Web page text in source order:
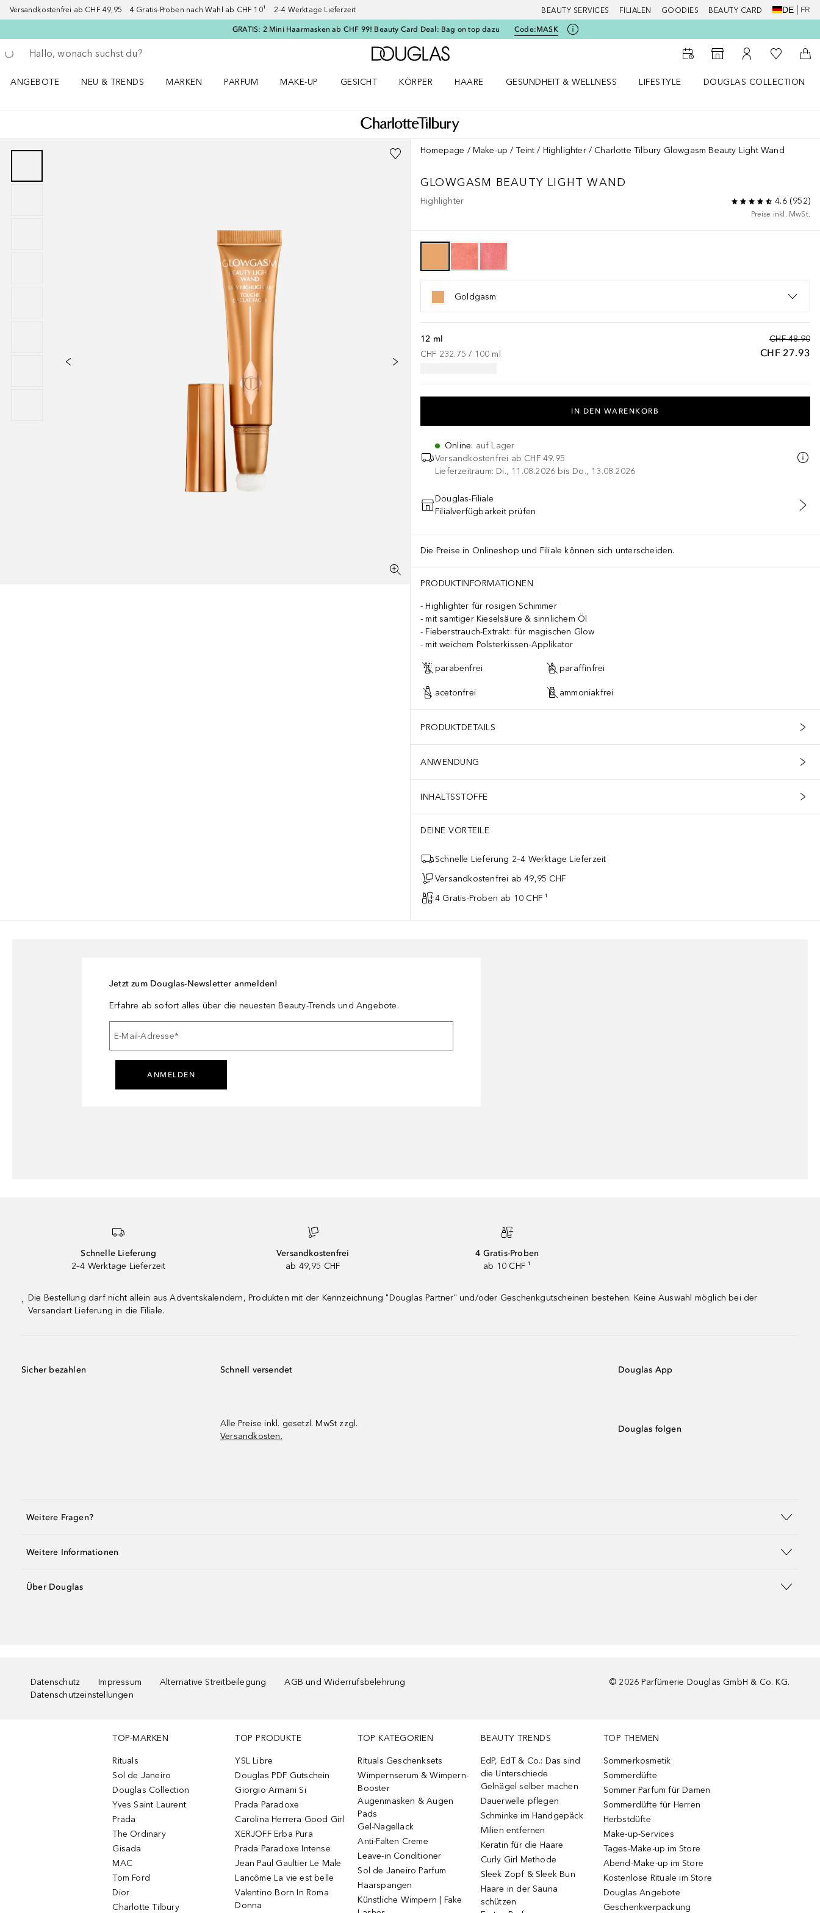
Versandkostenfrei ab CHF 49,95 4 Gratis-Proben nach Wahl ab CHF 10¹ 2–4 Werktage Lieferzeit BEAUTY SERVICES FILIALEN GOODIES BEAUTY CARD DE FR
GRATIS: 2 Mini Haarmasken ab CHF 99! Beauty Card Deal: Bag on top dazu Code:MASK
Gehe zurück
Suche ausführen
Zur Douglas Startseite
Zum Storefinder
Zu Meinem
Zu Meiner
ANGEBOTE
NEU & TRENDS
MARKEN
PARFUM
MAKE-UP
GESICHT
KÖRPER
HAARE
GESUNDHEIT & WELLNESS
LIFESTYLE
DOUGLAS COLLECTION
Homepage Make-up Teint Highlighter Charlotte Tilbury Glowgasm Beauty Light Wand
GLOWGASM BEAUTY LIGHT WAND
Highlighter 4.6(952)
Preise inkl. MwSt.
Goldgasm
CHF 48.90
CHF 27.93
12 ml
CHF 232.75 / 100 ml
IN DEN WARENKORB
Online: auf Lager
Versandkostenfrei ab CHF 49.95
Lieferzeitraum: Di., 11.08.2026 bis Do., 13.08.2026
Douglas-Filiale
Filialverfügbarkeit prüfen
Die Preise in Onlineshop und Filiale können sich unterscheiden.
PRODUKTINFORMATIONEN
Highlighter für rosigen Schimmer
mit samtiger Kieselsäure & sinnlichem Öl
Fieberstrauch-Extrakt: für magischen Glow
mit weichem Polsterkissen-Applikator
parabenfrei paraffinfrei
acetonfrei ammoniakfrei
PRODUKTDETAILS
ANWENDUNG
INHALTSSTOFFE
DEINE VORTEILE
Schnelle Lieferung 2–4 Werktage Lieferzeit
Versandkostenfrei ab 49,95 CHF
4 Gratis-Proben ab 10 CHF ¹
Jetzt zum Douglas-Newsletter anmelden!
Erfahre ab sofort alles über die neuesten Beauty-Trends und Angebote.
E-Mail-Adresse*
ANMELDEN
Schnelle Lieferung
2–4 Werktage Lieferzeit
Versandkostenfrei
ab 49,95 CHF
4 Gratis-Proben
ab 10 CHF ¹
¹
Die Bestellung darf nicht allein aus Adventskalendern, Produkten mit der Kennzeichnung "Douglas Partner" und/oder Geschenkgutscheinen bestehen. Keine Auswahl möglich bei der
Versandart Lieferung in die Filiale.
Sicher bezahlen Schnell versendet
Alle Preise inkl. gesetzl. MwSt zzgl.
Versandkosten.
Douglas App
Douglas folgen
Weitere Fragen?
Weitere Informationen
Über Douglas
Datenschutz Impressum Alternative Streitbeilegung
AGB und Widerrufsbelehrung
Datenschutzeinstellungen
© 2026 Parfümerie Douglas GmbH & Co. KG.
TOP-MARKEN
Rituals
Sol de Janeiro
Douglas Collection
Yves Saint Laurent
Prada
The Ordinary
Gisada
MAC
Tom Ford
Dior
Charlotte Tilbury
TOP PRODUKTE
YSL Libre
Douglas PDF Gutschein
Giorgio Armani Si
Prada Paradoxe
Carolina Herrera Good Girl
XERJOFF Erba Pura
Prada Paradoxe Intense
Jean Paul Gaultier Le Male
Lancôme La vie est belle
Valentino Born In Roma
Donna
TOP KATEGORIEN
Rituals Geschenksets
Wimpernserum & Wimpern-
Booster
Augenmasken & Augen
Pads
Gel-Nagellack
Anti-Falten Creme
Leave-in Conditioner
Sol de Janeiro Parfum
Haarspangen
Künstliche Wimpern | Fake
BEAUTY TRENDS
EdP, EdT & Co.: Das sind
die Unterschiede
Gelnägel selber machen
Dauerwelle pflegen
Schminke im Handgepäck
Milien entfernen
Keratin für die Haare
Curly Girl Methode
Sleek Zopf & Sleek Bun
Haare in der Sauna
schützen
TOP THEMEN
Sommerkosmetik
Sommerdüfte
Sommer Parfum für Damen
Sommerdüfte für Herren
Herbstdüfte
Make-up-Services
Tages-Make-up im Store
Abend-Make-up im Store
Kostenlose Rituale im Store
Douglas Angebote
Geschenkverpackung